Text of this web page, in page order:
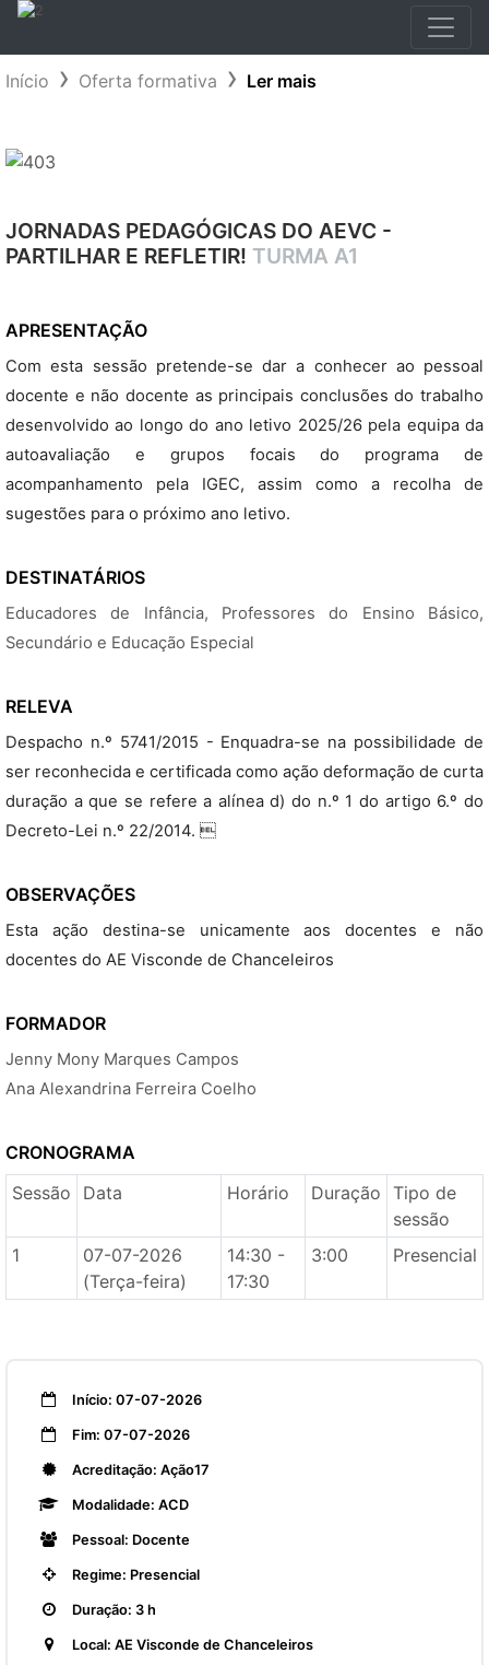
Início Oferta formativa Ler mais
JORNADAS PEDAGÓGICAS DO AEVC -
PARTILHAR E REFLETIR! TURMA A1
APRESENTAÇÃO
Com esta sessão pretende-se dar a conhecer ao pessoal
docente e não docente as principais conclusões do trabalho
desenvolvido ao longo do ano letivo 2025/26 pela equipa da
autoavaliação e grupos focais do programa de
acompanhamento pela IGEC, assim como a recolha de
sugestões para o próximo ano letivo.
DESTINATÁRIOS
Educadores de Infância, Professores do Ensino Básico,
Secundário e Educação Especial
RELEVA
Despacho n.º 5741/2015 - Enquadra-se na possibilidade de
ser reconhecida e certificada como ação deformação de curta
duração a que se refere a alínea d) do n.º 1 do artigo 6.º do
Decreto-Lei n.º 22/2014. 
OBSERVAÇÕES
Esta ação destina-se unicamente aos docentes e não
docentes do AE Visconde de Chanceleiros
FORMADOR
Jenny Mony Marques Campos
Ana Alexandrina Ferreira Coelho
CRONOGRAMA
Sessão
Data Horário Duração Tipo de
sessão
1
07-07-2026
(Terça-feira)
14:30 -
17:30
3:00 Presencial
Início: 07-07-2026
Fim: 07-07-2026
Acreditação: Ação17
Modalidade: ACD
Pessoal: Docente
Regime: Presencial
Duração: 3 h
Local: AE Visconde de Chanceleiros